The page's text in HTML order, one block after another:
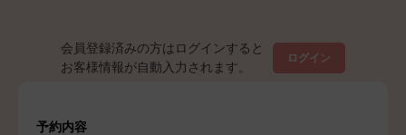
よくある質問 ブラスポマガジン
幸せ先輩カップル
会員登録済みの方はログインすると
お客様情報が自動入力されます。
ログイン
予約内容